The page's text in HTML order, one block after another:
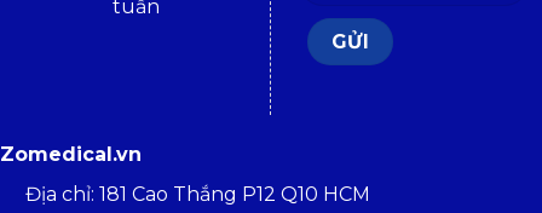
tuần
Zomedical.vn
Địa chỉ: 181 Cao Thắng P12 Q10 HCM